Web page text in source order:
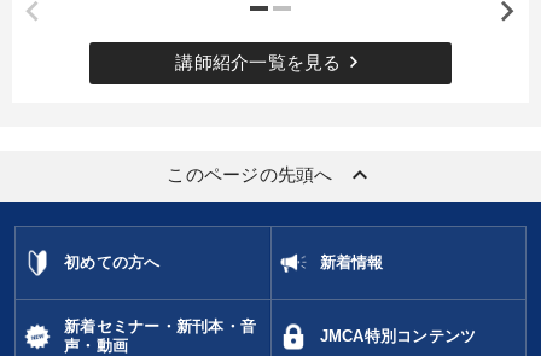
講師紹介一覧を見る keyboard_arrow_right
このページの先頭へ keyboard_arrow_up
初めての方へ 新着情報
新着セミナー・新刊本・音
声・動画
JMCA特別コンテンツ